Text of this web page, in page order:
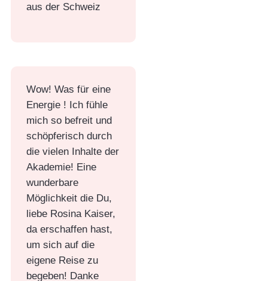
aus der Schweiz
Wow! Was für eine
Energie ! Ich fühle
mich so befreit und
schöpferisch durch
die vielen Inhalte der
Akademie! Eine
wunderbare
Möglichkeit die Du,
liebe Rosina Kaiser,
da erschaffen hast,
um sich auf die
eigene Reise zu
begeben! Danke